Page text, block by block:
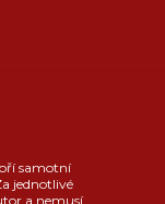
samotní
jednotlivé
a nemusí